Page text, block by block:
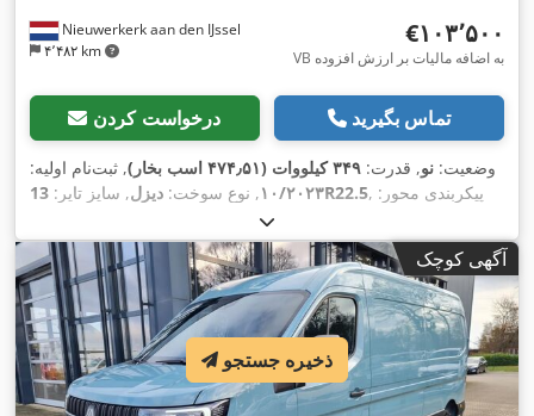
Nieuwerkerk aan den IJssel
۴٬۴۸۲ km
‎€۱۰۳٬۵۰۰
VB به اضافه مالیات بر ارزش افزوده
درخواست کردن تماس بگیرید
وضعیت: نو, قدرت: ۳۴۹ کیلووات (۴۷۴٫۵۱ اسب بخار)
, ثبت‌نام اولیه:
۱۰/۲۰۲۳, نوع سوخت: دیزل, سایز تایر: 13R22.5 , پیکربندی محور:
مخزن سوخت:۳۹۰ ل , رنگ:سفید, کابین راننده:کابین روزانه, نوع
چرخ‌دنده:مکانیکی, کلاس انتشار:یورو ۳ , سیستم تعلیق:فولاد, سال
ساخت:۲۰۲۳, تجهیزات: تهویه مطبوع ,
آگهی کوچک
ذخیره جستجو